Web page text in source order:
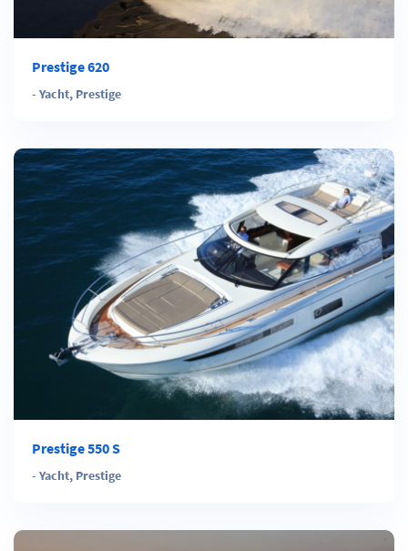
Prestige 620
- Yacht, Prestige
Prestige 550 S
- Yacht, Prestige